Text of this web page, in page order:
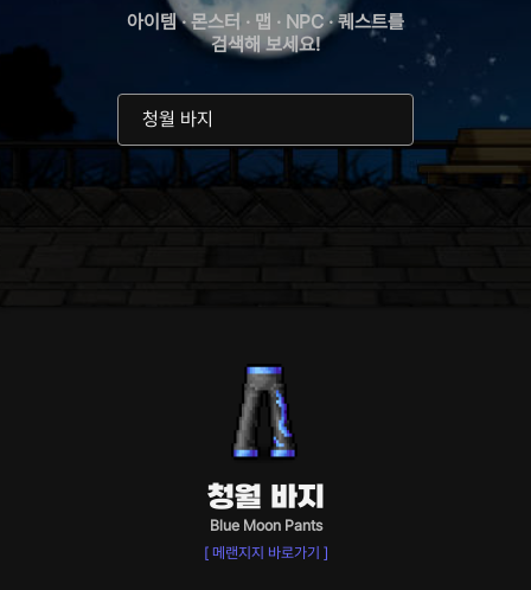
아이템 · 몬스터 · 맵 · NPC · 퀘스트를
검색해 보세요!
청월 바지
Blue Moon Pants
[ 메랜지지 바로가기 ]